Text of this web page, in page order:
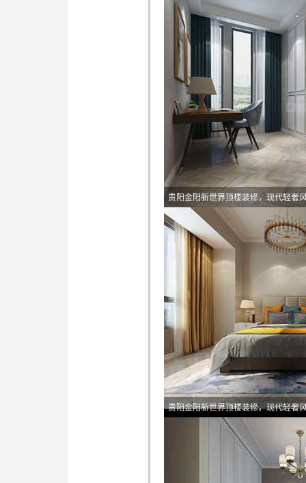
贵阳金阳新世界顶楼装修，现代轻奢
贵阳金阳新世界顶楼装修，现代轻奢